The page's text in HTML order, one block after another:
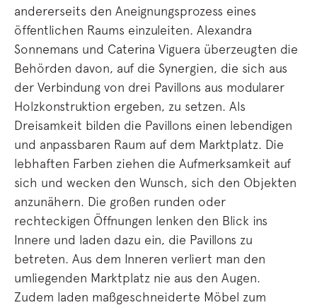
andererseits den Aneignungsprozess eines
öffentlichen Raums einzuleiten. Alexandra
Sonnemans und Caterina Viguera überzeugten die
Behörden davon, auf die Synergien, die sich aus
der Verbindung von drei Pavillons aus modularer
Holzkonstruktion ergeben, zu setzen. Als
Dreisamkeit bilden die Pavillons einen lebendigen
und anpassbaren Raum auf dem Marktplatz. Die
lebhaften Farben ziehen die Aufmerksamkeit auf
sich und wecken den Wunsch, sich den Objekten
anzunähern. Die großen runden oder
rechteckigen Öffnungen lenken den Blick ins
Innere und laden dazu ein, die Pavillons zu
betreten. Aus dem Inneren verliert man den
umliegenden Marktplatz nie aus den Augen.
Zudem laden maßgeschneiderte Möbel zum